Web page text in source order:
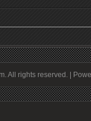
All rights reserved. |